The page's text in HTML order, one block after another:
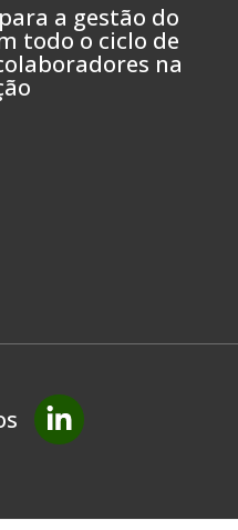
a gestão do
todo o ciclo de
na